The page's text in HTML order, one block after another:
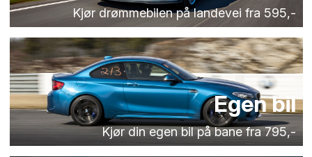
Kjør drømmebilen på landevei fra 595,-
Egen bil
Kjør din egen bil på bane fra 795,-